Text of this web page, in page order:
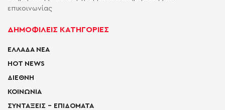
επικοινωνίας
ΔΗΜΟΦΙΛΕΙΣ ΚΑΤΗΓΟΡΙΕΣ
ΕΛΛΑΔΑ ΝΕΑ
HOT NEWS
ΔΙΕΘΝΗ
ΚΟΙΝΩΝΙΑ
ΣΥΝΤΑΞΕΙΣ – ΕΠΙΔΟΜΑΤΑ